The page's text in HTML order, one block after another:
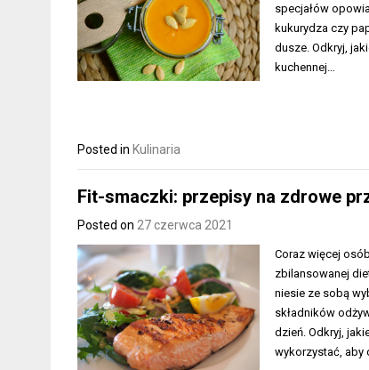
specjałów
kukurydza czy
dusze. Odkryj,
kuchennej…
Posted in Kulinaria
Fit-smaczki: przepisy na zdrowe
Posted on 27 czerwca 2021
Coraz więcej
zbilansowanej
niesie ze sobą
składników
dzień. Odkryj,
wykorzystać, aby